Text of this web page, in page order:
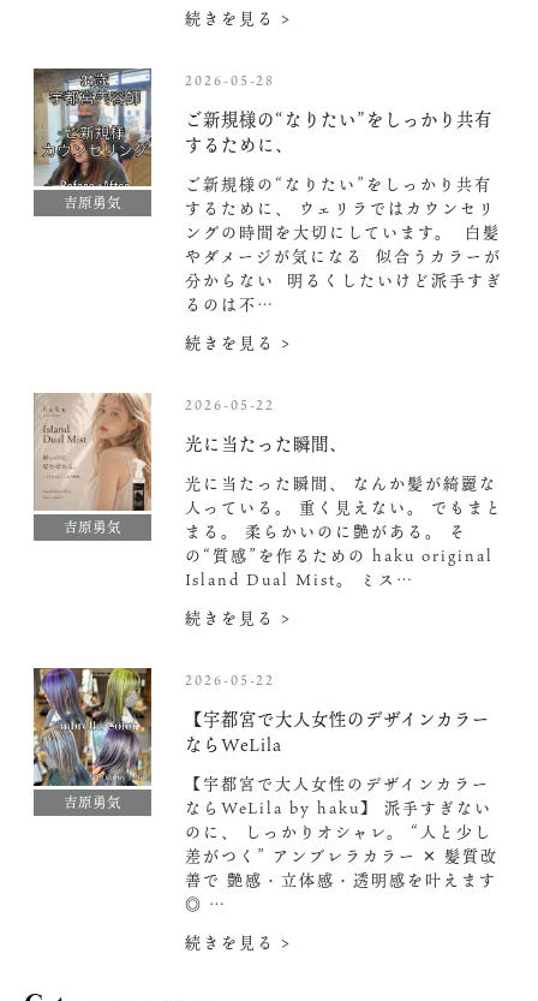
続きを見る >
吉原勇気
2026-05-28
ご新規様の“なりたい”をしっかり共有
するために、
ご新規様の“なりたい”をしっかり共有
するために、 ウェリラではカウンセリ
ングの時間を大切にしています。 ︎ 白髪
やダメージが気になる ︎ 似合うカラーが
分からない ︎ 明るくしたいけど派手すぎ
るのは不…
続きを見る >
吉原勇気
2026-05-22
光に当たった瞬間、
光に当たった瞬間、 なんか髪が綺麗な
人っている。 重く見えない。 でもまと
まる。 柔らかいのに艶がある。 そ
の“質感”を作るための haku original
Island Dual Mist。 ミス…
続きを見る >
吉原勇気
2026-05-22
【宇都宮で大人女性のデザインカラー
ならWeLila
【宇都宮で大人女性のデザインカラー
ならWeLila by haku】 派手すぎない
のに、 しっかりオシャレ。 “人と少し
差がつく” アンブレラカラー ✕ 髪質改
善で 艶感・立体感・透明感を叶えます
◎ …
続きを見る >